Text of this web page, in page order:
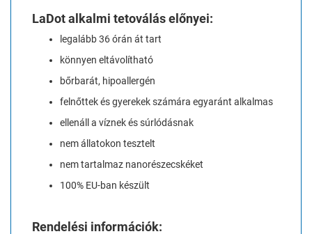
LaDot alkalmi tetoválás előnyei:
legalább 36 órán át tart
könnyen eltávolítható
bőrbarát, hipoallergén
felnőttek és gyerekek számára egyaránt alkalmas
ellenáll a víznek és súrlódásnak
nem állatokon tesztelt
nem tartalmaz nanorészecskéket
100% EU-ban készült
Rendelési információk: